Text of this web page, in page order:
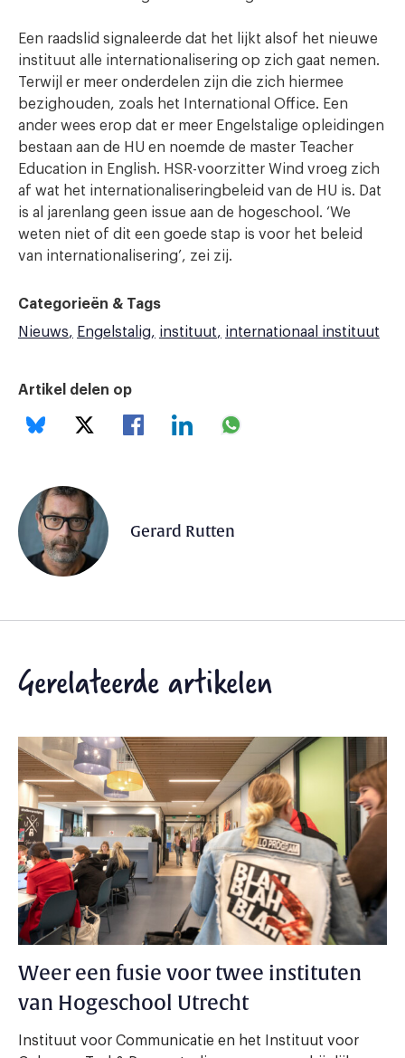
Een raadslid signaleerde dat het lijkt alsof het nieuwe
instituut alle internationalisering op zich gaat nemen.
Terwijl er meer onderdelen zijn die zich hiermee
bezighouden, zoals het International Office. Een
ander wees erop dat er meer Engelstalige opleidingen
bestaan aan de HU en noemde de master Teacher
Education in English. HSR-voorzitter Wind vroeg zich
af wat het internationaliseringbeleid van de HU is. Dat
is al jarenlang geen issue aan de hogeschool. ‘We
weten niet of dit een goede stap is voor het beleid
van internationalisering’, zei zij.
Categorieën & Tags
Nieuws
Engelstalig instituut internationaal instituut
Artikel delen op
Gerard Rutten
Gerelateerde artikelen
Weer een fusie voor twee instituten
van Hogeschool Utrecht
Instituut voor Communicatie en het Instituut voor